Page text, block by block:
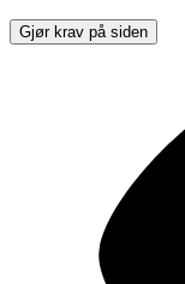
Gjør krav på siden